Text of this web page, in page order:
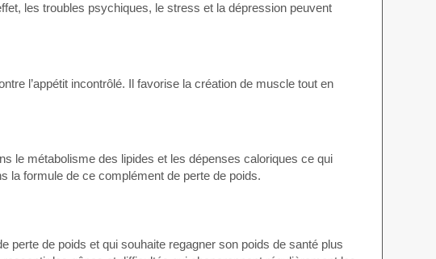
les troubles psychiques, le stress et la dépression peuvent
l’appétit incontrôlé. Il favorise la création de muscle tout en
le métabolisme des lipides et les dépenses caloriques ce qui
la formule de ce complément de perte de poids.
perte de poids et qui souhaite regagner son poids de santé plus